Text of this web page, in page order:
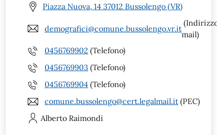
Piazza Nuova, 14 37012 Bussolengo (VR)
demografici@comune.bussolengo.vr.it
mail)
0456769902 (Telefono)
0456769903 (Telefono)
0456769904 (Telefono)
comune.bussolengo@cert.legalmail.it (PEC)
Alberto Raimondi